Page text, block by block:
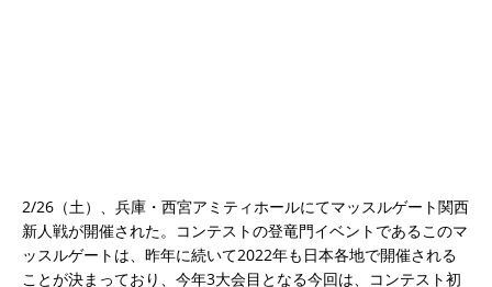
2/26（土）、兵庫・西宮アミティホールにてマッスルゲート関西
新人戦が開催された。コンテストの登竜門イベントであるこのマ
ッスルゲートは、昨年に続いて2022年も日本各地で開催される
ことが決まっており、今年3大会目となる今回は、コンテスト初